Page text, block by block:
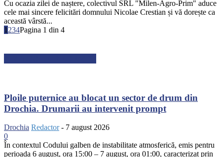
Cu ocazia zilei de naștere, colectivul SRL "Milen-Agro-Prim" aduce
cele mai sincere felicitări domnului Nicolae Crestian și vă dorește ca
această vârstă...
1 234Pagina 1 din 4
Ploile puternice au blocat un sector de drum din
Drochia. Drumarii au intervenit prompt
Drochia Redactor - 7 august 2026
0
În contextul Codului galben de instabilitate atmosferică, emis pentru
perioada 6 august, ora 15:00 – 7 august, ora 01:00, caracterizat prin